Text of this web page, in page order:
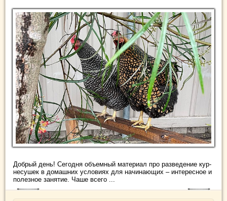
Добрый день! Сегодня объемный материал про разведение кур-
несушек в домашних условиях для начинающих – интересное и
полезное занятие. Чаше всего ...